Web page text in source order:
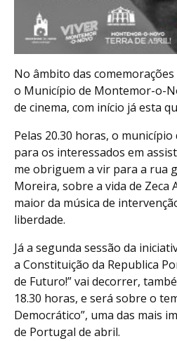
No âmbito das
o Município de Montemor-o-
de cinema, com início já esta
Pelas 20.30 horas, o
para os interessados em
me obriguem a vir para a rua
Moreira, sobre a vida de Zeca
maior da música de
liberdade.
Já a segunda sessão da
a Constituição da Republica
de Futuro!” vai decorrer,
18.30 horas, e será sobre o
Democrático”, uma das mais
de Portugal de abril.